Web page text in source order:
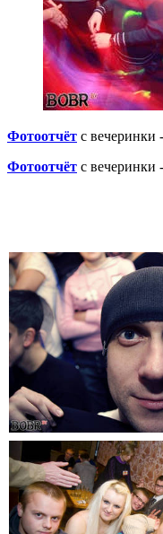
Фотоотчёт с вечеринки
Фотоотчёт с вечеринки